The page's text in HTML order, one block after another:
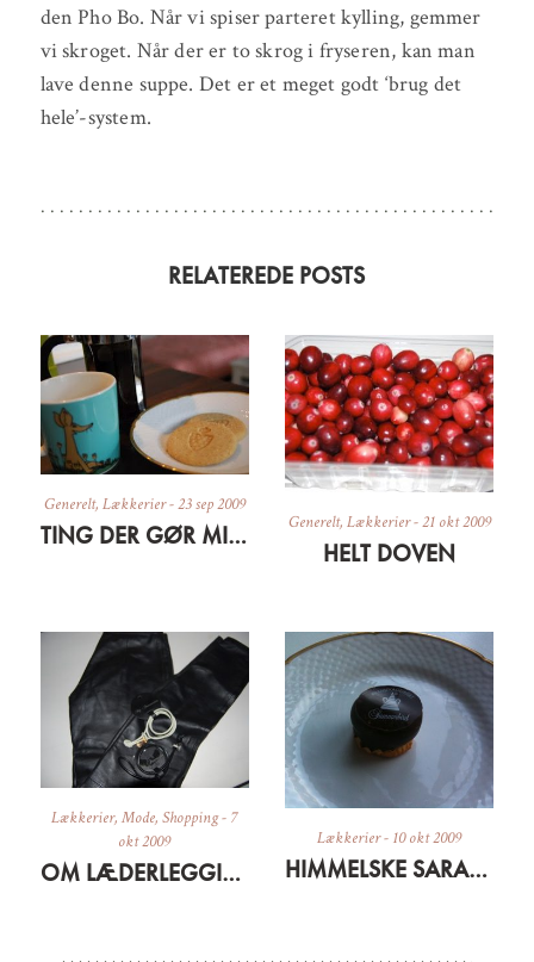
den Pho Bo. Når vi spiser parteret kylling, gemmer
vi skroget. Når der er to skrog i fryseren, kan man
lave denne suppe. Det er et meget godt ‘brug det
hele’-system.
RELATEREDE POSTS
Generelt, Lækkerier-23 sep 2009
TING DER GØR MIG GLAD LIGE NU Generelt, Lækkerier-21 okt 2009
HELT DOVEN
Lækkerier,Mode,Shopping- 7
okt 2009
OM LÆDERLEGGINS OG GRÆSKARSUPPE
Lækkerier- 10 okt 2009
HIMMELSKE SARAH BERNHARD